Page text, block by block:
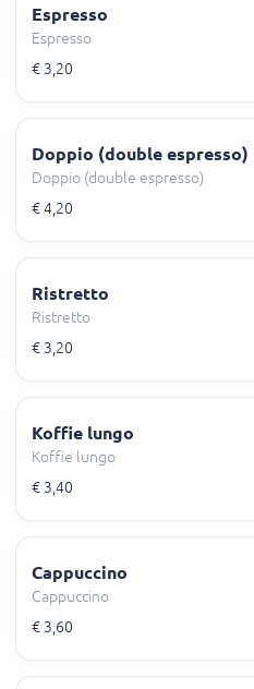
Espresso
Espresso
€ 3,20
Doppio (double espresso)
Doppio (double espresso)
€ 4,20
Ristretto
Ristretto
€ 3,20
Koffie lungo
Koffie lungo
€ 3,40
Cappuccino
Cappuccino
€ 3,60